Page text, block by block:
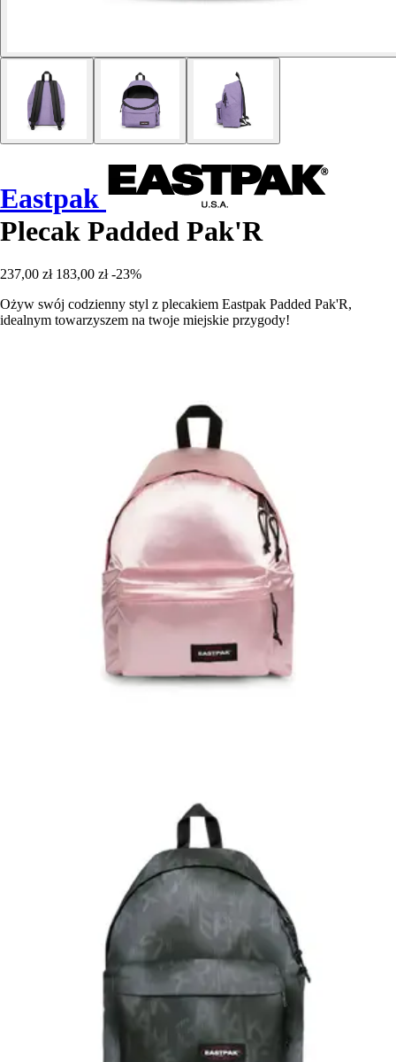
Eastpak
Plecak Padded Pak'R
237,00 zł 183,00 zł -23%
Ożyw swój codzienny styl z plecakiem Eastpak Padded Pak'R,
idealnym towarzyszem na twoje miejskie przygody!